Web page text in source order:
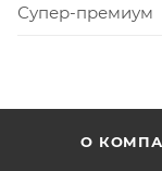
Супер-премиум
О